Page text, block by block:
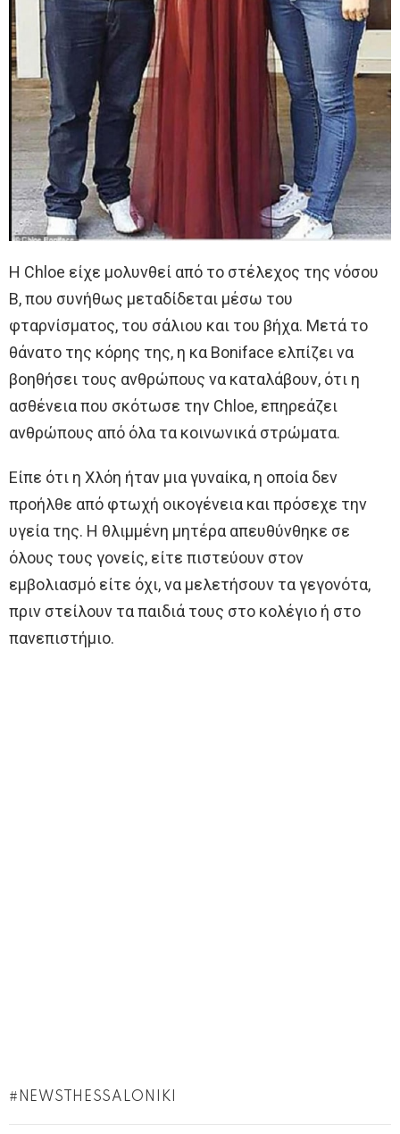
Η Chloe είχε μολυνθεί από το στέλεχος της νόσου
Β, που συνήθως μεταδίδεται μέσω του
φταρνίσματος, του σάλιου και του βήχα. Μετά το
θάνατο της κόρης της, η κα Boniface ελπίζει να
βοηθήσει τους ανθρώπους να καταλάβουν, ότι η
ασθένεια που σκότωσε την Chloe, επηρεάζει
ανθρώπους από όλα τα κοινωνικά στρώματα.
Είπε ότι η Χλόη ήταν μια γυναίκα, η οποία δεν
προήλθε από φτωχή οικογένεια και πρόσεχε την
υγεία της. Η θλιμμένη μητέρα απευθύνθηκε σε
όλους τους γονείς, είτε πιστεύουν στον
εμβολιασμό είτε όχι, να μελετήσουν τα γεγονότα,
πριν στείλουν τα παιδιά τους στο κολέγιο ή στο
πανεπιστήμιο.
NEWSTHESSALONIKI